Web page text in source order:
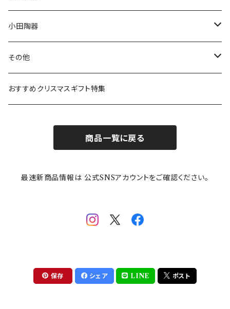
ボウル
ガラスウェア
カトラリー
リトルミイの日記念アイテム
スヌーピー
ピーターラビット
ポケットモンスター
mofusand（モフサンド）
mofsand×日比谷花壇
ちびまる子ちゃんandクレヨンしんちゃん
LISA LARSON(リサラーソン)
LAURA ASHLEY(ローラ アシュレイ)
Finlayson(フィンレイソン)
HANAE MORI(ハナエモリ)
THE BEATLES(ザ・ビートルズ)
【山加商店×yaeko】migratory bird
ねこ企画
Cecera(セセラ)
CELEC(セレック)
隅切り重箱
HAPPY DINING(ハッピーダイニング)
小田陶器
さざなみ
吉祥
メイメイウェア
SoSo(ソソ）
その他
リサイクル食器
おすすめクリスマスギフト特集
商品一覧に戻る
最速新商品情報は 公式SNSアカウントをご確認ください。
保存 シェア LINE ポスト